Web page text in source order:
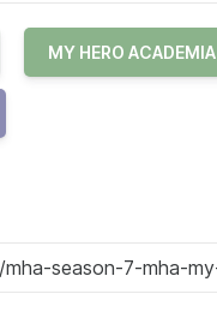
MY HERO ACADEMIA